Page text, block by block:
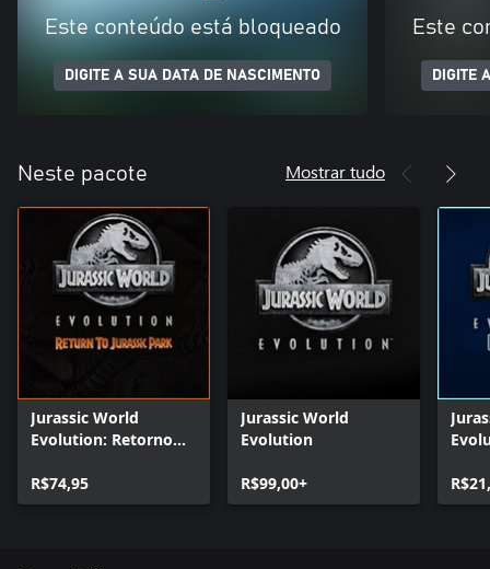
Este conteúdo está bloqueado
DIGITE A SUA DATA DE NASCIMENTO
Este
DIGITE
Neste pacote Mostrar tudo
Jurassic World
Evolution: Retorno
R$74,95
Jurassic World
Evolution
R$99,00+